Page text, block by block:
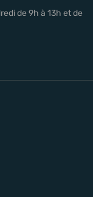
de 9h à 13h et de